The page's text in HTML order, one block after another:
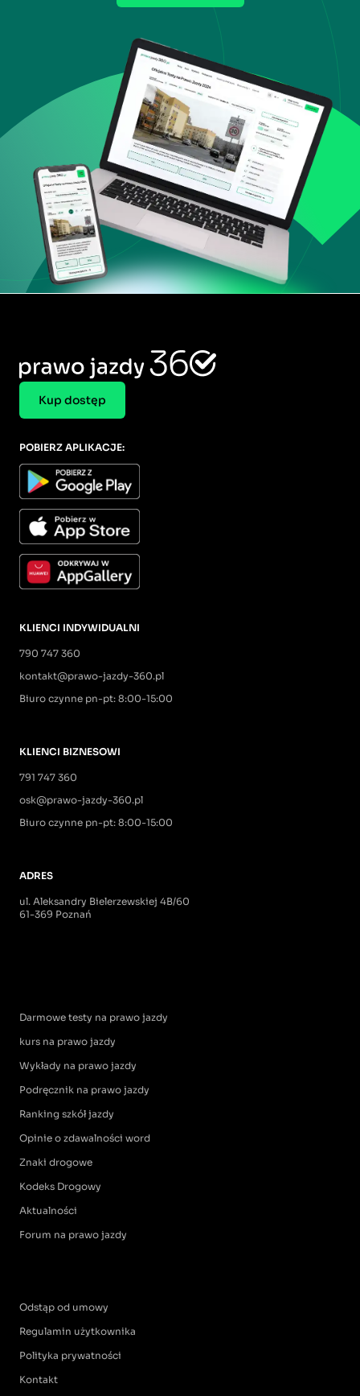
Kup dostęp
KLIENCI INDYWIDUALNI
790 747 360
kontakt@prawo-jazdy-360.pl
Biuro czynne pn-pt: 8:00-15:00
KLIENCI BIZNESOWI
791 747 360
osk@prawo-jazdy-360.pl
Biuro czynne pn-pt: 8:00-15:00
ADRES
ul. Aleksandry Bielerzewskiej 4B/60
61-369 Poznań
Darmowe testy na prawo jazdy
kurs na prawo jazdy
Wykłady na prawo jazdy
Podręcznik na prawo jazdy
Ranking szkół jazdy
Opinie o zdawalności word
Znaki drogowe
Kodeks Drogowy
Aktualności
Forum na prawo jazdy
Odstąp od umowy
Regulamin użytkownika
Polityka prywatności
Kontakt
POBIERZ APLIKACJE: